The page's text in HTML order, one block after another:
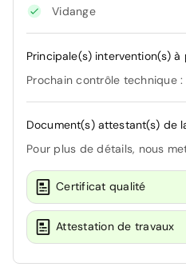
Vidange
Principale(s) intervention(s) à
Prochain contrôle technique :
Document(s) attestant(s) de
Pour plus de détails, nous
Certificat qualité
Attestation de travaux